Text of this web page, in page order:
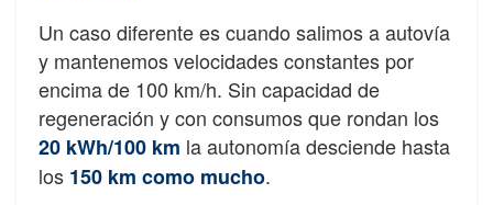
Un caso diferente es cuando salimos a autovía
y mantenemos velocidades constantes por
encima de 100 km/h. Sin capacidad de
regeneración y con consumos que rondan los
20 kWh/100 km la autonomía desciende hasta
los 150 km como mucho.